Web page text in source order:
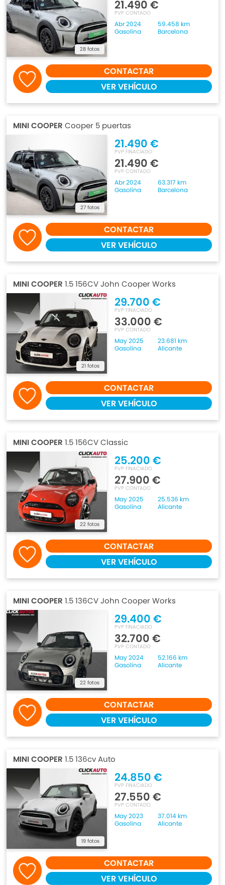
28 fotos
21.490 €
PVP CONTADO
Abr 2024
59.458 km
Gasolina
Barcelona
CONTACTAR
VER VEHÍCULO
MINI COOPER Cooper 5 puertas
27 fotos
21.490 €
PVP FINACIADO
21.490 €
PVP CONTADO
Abr 2024
63.317 km
Gasolina
Barcelona
CONTACTAR
VER VEHÍCULO
MINI COOPER 1.5 156CV John Cooper Works
21 fotos
29.700 €
PVP FINACIADO
33.000 €
PVP CONTADO
May 2025
23.681 km
Gasolina
Alicante
CONTACTAR
VER VEHÍCULO
MINI COOPER 1.5 156CV Classic
22 fotos
25.200 €
PVP FINACIADO
27.900 €
PVP CONTADO
May 2025
25.536 km
Gasolina
Alicante
CONTACTAR
VER VEHÍCULO
MINI COOPER 1.5 136CV John Cooper Works
22 fotos
29.400 €
PVP FINACIADO
32.700 €
PVP CONTADO
May 2024
52.166 km
Gasolina
Alicante
CONTACTAR
VER VEHÍCULO
MINI COOPER 1.5 136cv Auto
19 fotos
24.850 €
PVP FINACIADO
27.550 €
PVP CONTADO
May 2023
37.014 km
Gasolina
Alicante
CONTACTAR
VER VEHÍCULO